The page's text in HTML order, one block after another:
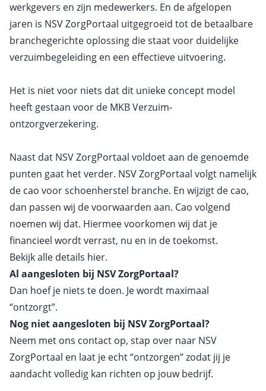
werkgevers en zijn medewerkers. En de afgelopen
jaren is NSV ZorgPortaal uitgegroeid tot de betaalbare
branchegerichte oplossing die staat voor duidelijke
verzuimbegeleiding en een effectieve uitvoering.
Het is niet voor niets dat dit unieke concept model
heeft gestaan voor de MKB Verzuim-
ontzorgverzekering.
Naast dat NSV ZorgPortaal voldoet aan de genoemde
punten gaat het verder. NSV ZorgPortaal volgt namelijk
de cao voor schoenherstel branche. En wijzigt de cao,
dan passen wij de voorwaarden aan. Cao volgend
noemen wij dat. Hiermee voorkomen wij dat je
financieel wordt verrast, nu en in de toekomst.
Bekijk alle details hier.
Al aangesloten bij NSV ZorgPortaal?
Dan hoef je niets te doen. Je wordt maximaal
“ontzorgt”.
Nog niet aangesloten bij NSV ZorgPortaal?
Neem met ons contact op, stap over naar NSV
ZorgPortaal en laat je echt “ontzorgen” zodat jij je
aandacht volledig kan richten op jouw bedrijf.